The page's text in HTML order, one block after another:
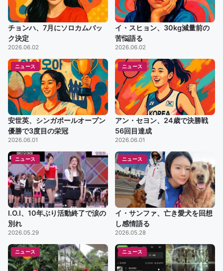
チョンハ、7月にソロカムバッ
ク決定
2026.06.02
イ・スヒョン、30kg減量前の
苦悩語る
2026.06.02
ニュース
安世英、シンガポールオープン
優勝で3度目の栄冠
2026.06.01
ニュース
アン・セヨン、24歳で決勝戦
56回目達成
2026.06.01
ニュース
I.O.I、10年ぶり活動終了で涙の
別れ
2026.05.29
ニュース
イ・サンファ、亡き愛犬を回想
し感情語る
2026.05.28
ニュース ニュース